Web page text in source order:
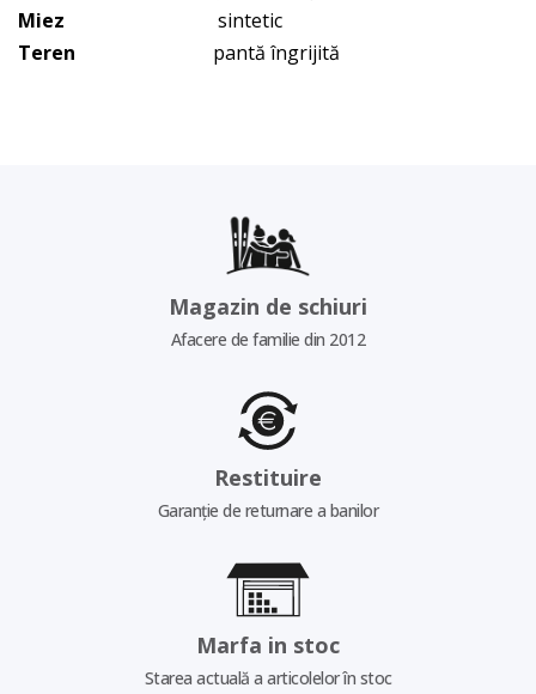
Miez
sintetic
Teren
pantă îngrijită
Magazin de schiuri
Afacere de familie din 2012
Restituire
Garanție de returnare a banilor
Marfa in stoc
Starea actuală a articolelor în stoc